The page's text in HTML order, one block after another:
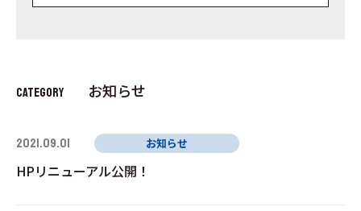
CATEGORY お知らせ
2021.09.01 お知らせ
HPリニューアル公開！